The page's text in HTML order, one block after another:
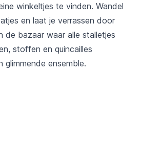
winkeltjes te vinden. Wandel
en laat je verrassen door
de bazaar waar alle stalletjes
stoffen en quincailles
glimmende ensemble.